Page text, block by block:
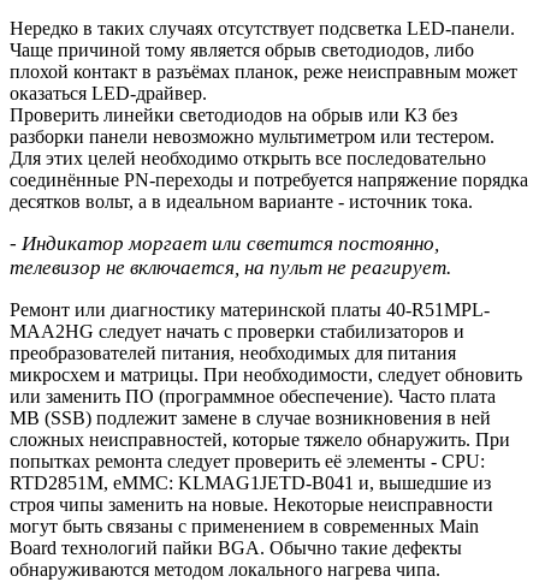
Нередко в таких случаях отсутствует подсветка LED-панели.
Чаще причиной тому является обрыв светодиодов, либо
плохой контакт в разъёмах планок, реже неисправным может
оказаться LED-драйвер.
Проверить линейки светодиодов на обрыв или КЗ без
разборки панели невозможно мультиметром или тестером.
Для этих целей необходимо открыть все последовательно
соединённые PN-переходы и потребуется напряжение порядка
десятков вольт, а в идеальном варианте - источник тока.
- Индикатор моргает или светится постоянно,
телевизор не включается, на пульт не реагирует.
Ремонт или диагностику материнской платы 40-R51MPL-
MAA2HG следует начать с проверки стабилизаторов и
преобразователей питания, необходимых для питания
микросхем и матрицы. При необходимости, следует обновить
или заменить ПО (программное обеспечение). Часто плата
MB (SSB) подлежит замене в случае возникновения в ней
сложных неисправностей, которые тяжело обнаружить. При
попытках ремонта следует проверить её элементы - CPU:
RTD2851M, eMMC: KLMAG1JETD-B041 и, вышедшие из
строя чипы заменить на новые. Некоторые неисправности
могут быть связаны с применением в современных Main
Board технологий пайки BGA. Обычно такие дефекты
обнаруживаются методом локального нагрева чипа.